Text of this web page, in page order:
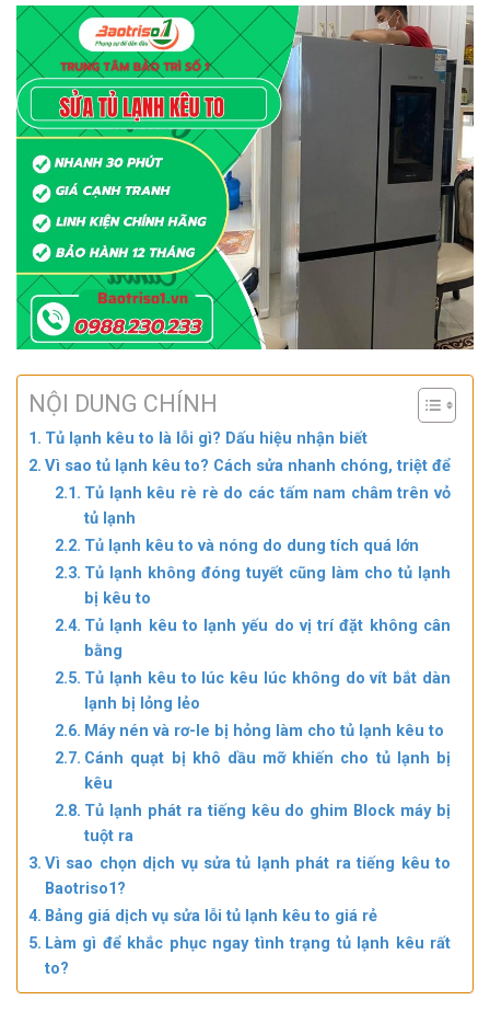
NỘI DUNG CHÍNH
Tủ lạnh kêu to là lỗi gì? Dấu hiệu nhận biết
Vì sao tủ lạnh kêu to? Cách sửa nhanh chóng, triệt để
Tủ lạnh kêu rè rè do các tấm nam châm trên vỏ
tủ lạnh
Tủ lạnh kêu to và nóng do dung tích quá lớn
Tủ lạnh không đóng tuyết cũng làm cho tủ lạnh
bị kêu to
Tủ lạnh kêu to lạnh yếu do vị trí đặt không cân
bằng
Tủ lạnh kêu to lúc kêu lúc không do vít bắt dàn
lạnh bị lỏng lẻo
Máy nén và rơ-le bị hỏng làm cho tủ lạnh kêu to
Cánh quạt bị khô dầu mỡ khiến cho tủ lạnh bị
kêu
Tủ lạnh phát ra tiếng kêu do ghim Block máy bị
tuột ra
Vì sao chọn dịch vụ sửa tủ lạnh phát ra tiếng kêu to
Baotriso1?
Bảng giá dịch vụ sửa lỗi tủ lạnh kêu to giá rẻ
Làm gì để khắc phục ngay tình trạng tủ lạnh kêu rất
to?